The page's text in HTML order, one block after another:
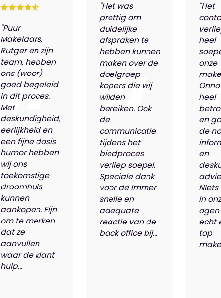
"Puur
Makelaars,
Rutger en zijn
team, hebben
ons (weer)
goed begeleid
in dit proces.
Met
deskundigheid,
eerlijkheid en
een fijne dosis
humor hebben
wij ons
toekomstige
droomhuis
kunnen
aankopen. Fijn
om te merken
dat ze
aanvullen
waar de klant
hulp...
"Het was
prettig om
duidelijke
afspraken te
hebben kunnen
maken over de
doelgroep
kopers die wij
wilden
bereiken. Ook
de
communicatie
tijdens het
biedproces
verliep soepel.
Speciale dank
voor de immer
snelle en
adequate
reactie van de
back office bij...
"Het
heel
onze
heel
en
de
en
in
ogen
echt
top